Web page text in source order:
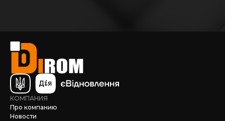
КОМПАНИЯ
Про компанию
Новости